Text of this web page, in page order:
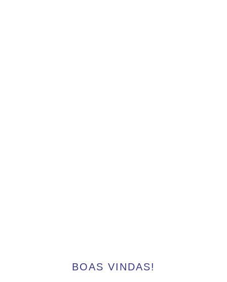
BOAS VINDAS!